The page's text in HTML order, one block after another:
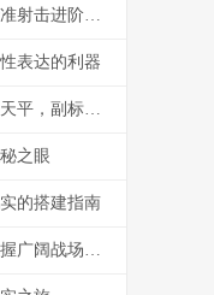
和平精英新视角怎么瞄准，副标题为精准射击进阶指南
表达的利器
我的世界铁砧修复，经验与代价的永恒天平，副标题，耐久与经验的精妙博弈
之眼
的搭建指南
和平精英如何查看全屏视角，副标题掌握广阔战场的决胜视野